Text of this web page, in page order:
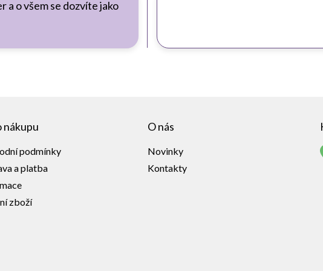
o všem se dozvíte jako
nákupu
podmínky
a platba
zboží
O nás
Novinky
Kontakty